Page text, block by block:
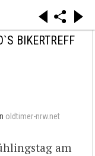
BIKERTREFF
oldtimer-nrw.net
am